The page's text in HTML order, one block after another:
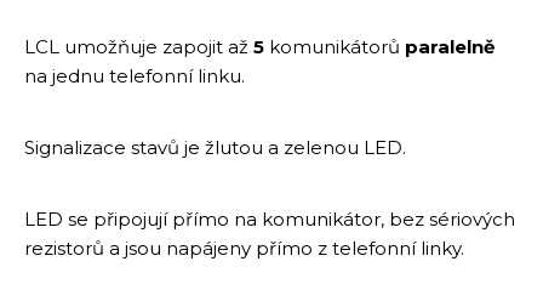
LCL umožňuje zapojit až 5 komunikátorů paralelně
na jednu telefonní linku.
Signalizace stavů je žlutou a zelenou LED.
LED se připojují přímo na komunikátor, bez sériových
rezistorů a jsou napájeny přímo z telefonní linky.